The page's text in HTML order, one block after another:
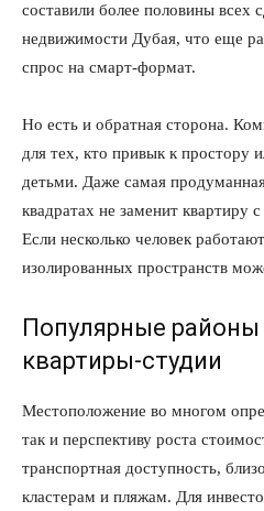
составили более половины всех
недвижимости Дубая, что еще
спрос на смарт-формат.
Но есть и обратная сторона.
для тех, кто привык к простору
детьми. Даже самая
квадратах не заменит квартиру
Если несколько человек
изолированных пространств
Популярные районы
квартиры-студии
Местоположение во многом
так и перспективу роста
транспортная доступность,
кластерам и пляжам. Для